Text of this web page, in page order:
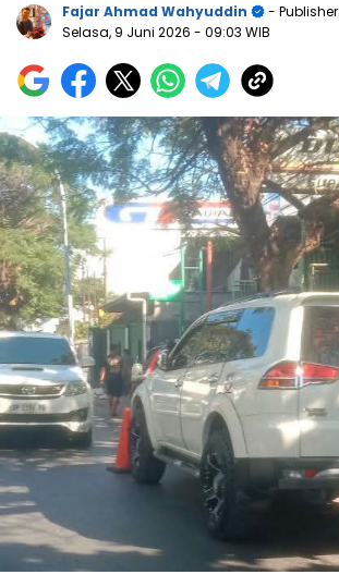
Fajar Ahmad Wahyuddin
- Publisher
Selasa, 9 Juni 2026 - 09:03 WIB